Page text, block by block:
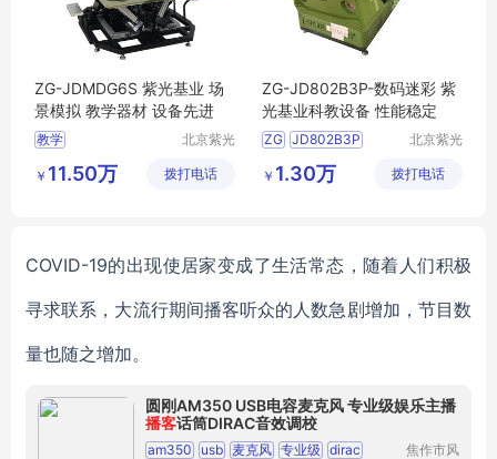
ZG-JDMDG6S 紫光基业 场
景模拟 教学器材 设备先进
教学
北京紫光
设备制造
￥ 11.50万 拨打电话
ZG-JD802B3P-数码迷彩 紫
光基业科教设备 性能稳定
ZG JD802B3P
北京紫光
设备制造
￥ 1.30万 拨打电话
COVID-19的出现使居家变成了生活常态 ，随着人们积极
寻求联系，大流行期间播客听众的人数急剧增加 ， 节目数
量也随之增加。
圆刚AM350 USB电容麦克风 专业级娱乐主播
播客话筒DIRAC音效调校
am350 usb 麦克风 专业级 dirac
焦作市风